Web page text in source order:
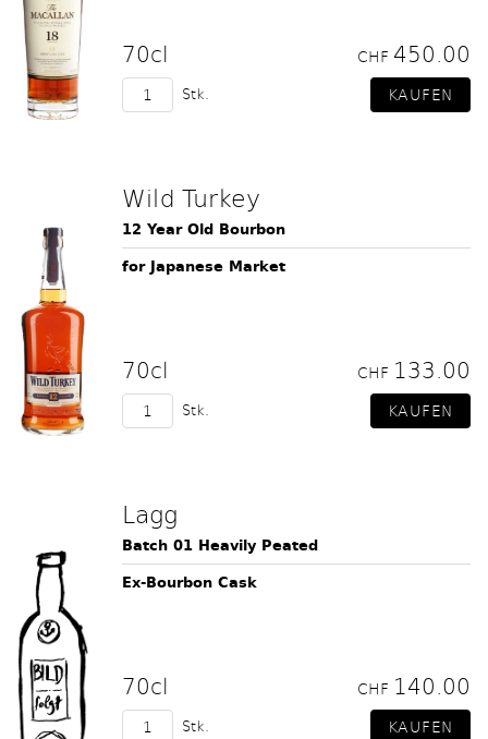
70cl CHF 450.00
Stk.
Wild Turkey
12 Year Old Bourbon
for Japanese Market
70cl CHF 133.00
Stk.
Lagg
Batch 01 Heavily Peated
Ex-Bourbon Cask
70cl CHF 140.00
Stk.